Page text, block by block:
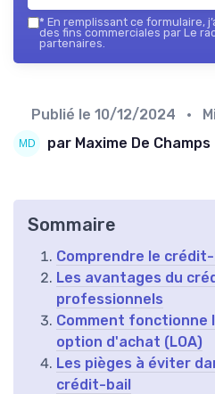
* En remplissant ce formulaire,
des fins commerciales par Le
partenaires.
Publié le 10/12/2024 •
par Maxime De Champs
Sommaire
Comprendre le
Les avantages du
professionnels
Comment fonctionne
option d'achat (LOA)
Les pièges à éviter
crédit-bail